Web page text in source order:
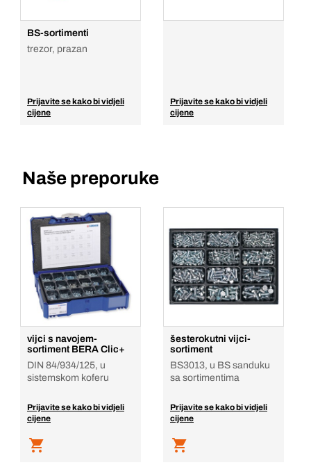
BS-sortimenti
trezor, prazan
Prijavite se kako bi vidjeli
cijene
Prijavite se kako bi vidjeli
cijene
Naše preporuke
vijci s navojem-
sortiment BERA Clic+
DIN 84/934/125, u
sistemskom koferu
Prijavite se kako bi vidjeli
cijene
šesterokutni vijci-
sortiment
BS3013, u BS sanduku
sa sortimentima
Prijavite se kako bi vidjeli
cijene